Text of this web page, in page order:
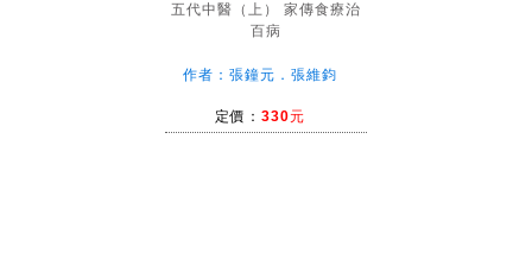
五代中醫（上） 家傳食療治
百病
作者：張鐘元．張維鈞
定價： 330元